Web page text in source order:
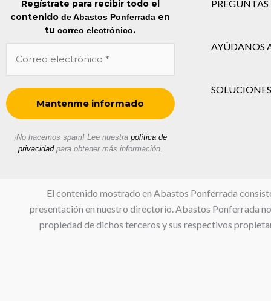
Regístrate para recibir todo el
contenidode Abastos Ponferrada en
tucorreo electrónico.
¡No hacemos spam! Lee nuestra política de
privacidadpara obtener más información.
PREGUNTAS
AYÚDANOS
El contenido mostrado en Abastos Ponferrada
presentación en nuestro directorio. Abastos Ponferrada
propiedad de dichos terceros y sus respectivos